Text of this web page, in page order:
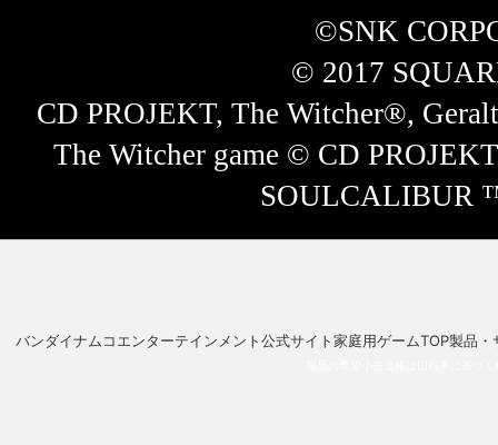
©SNK
© 2017
CD PROJEKT, The Witcher®,
The Witcher game © CD
SOULCALIBUR
バンダイナムコエンターテインメント公式サイト家庭用ゲームTOP製品・